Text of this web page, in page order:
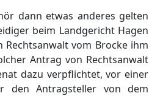
dann etwas anderes gelten
beim Landgericht Hagen
vom Brocke ihm
Antrag von Rechtsanwalt
dazu verpflichtet, vor einer
den Antragsteller von dem